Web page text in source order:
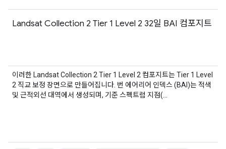
Landsat Collection 2 Tier 1 Level 2 32일 BAI 컴포지트
이러한 Landsat Collection 2 Tier 1 Level 2 컴포지트는 Tier 1 Level
2 직교 보정 장면으로 만들어집니다. 번 에어리어 인덱스 (BAI)는 적색
및 근적외선 대역에서 생성되며, 기준 스펙트럼 지점(…